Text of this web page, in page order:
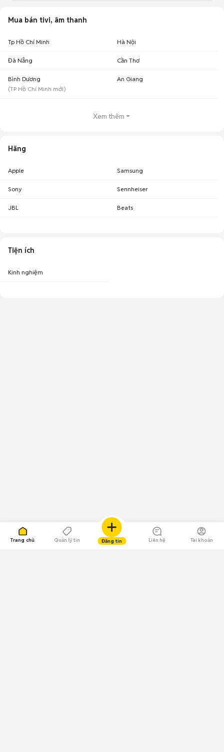
Trang chủ Quản lý tin Đăng tin Liên hệ Tài khoản
Mua bán tivi, âm thanh
Tp Hồ Chí Minh Hà Nội
Đà Nẵng Cần Thơ
Bình Dương
(TP Hồ Chí Minh mới)
An Giang
Xem thêm
Hãng
Apple Samsung
Sony Sennheiser
JBL Beats
Tiện ích
Kinh nghiệm